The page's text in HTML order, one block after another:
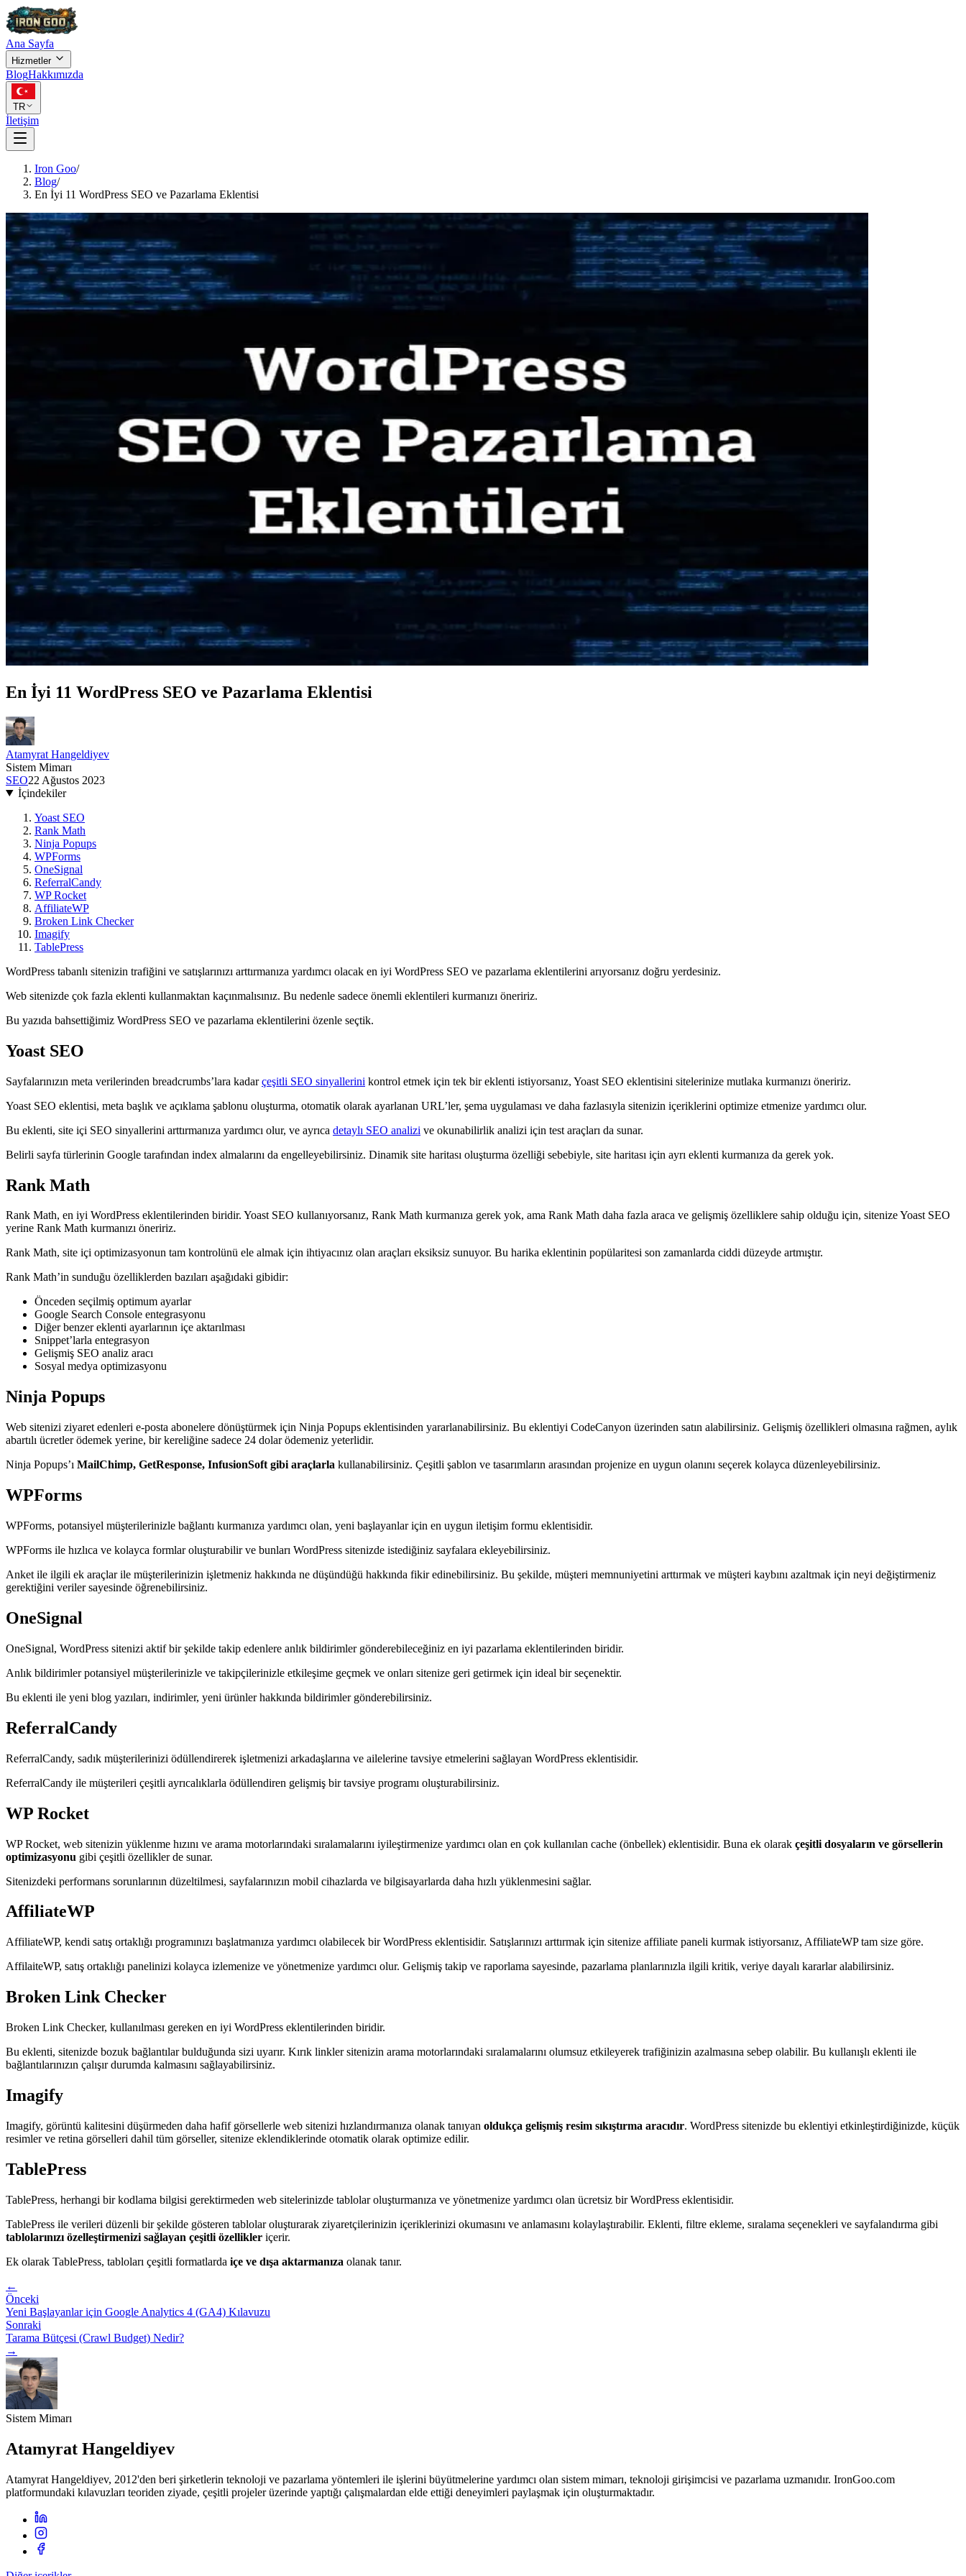
Ana Sayfa
Hizmetler
BlogHakkımızda
TR
İletişim
Iron Goo/
Blog/
En İyi 11 WordPress SEO ve Pazarlama Eklentisi
En İyi 11 WordPress SEO ve Pazarlama Eklentisi
Atamyrat Hangeldiyev
Sistem Mimarı
SEO22 Ağustos 2023
İçindekiler
Yoast SEO
Rank Math
Ninja Popups
WPForms
OneSignal
ReferralCandy
WP Rocket
AffiliateWP
Broken Link Checker
Imagify
TablePress
WordPress tabanlı sitenizin trafiğini ve satışlarınızı arttırmanıza yardımcı olacak en iyi WordPress SEO ve pazarlama eklentilerini arıyorsanız doğru yerdesiniz.
Web sitenizde çok fazla eklenti kullanmaktan kaçınmalısınız. Bu nedenle sadece önemli eklentileri kurmanızı öneririz.
Bu yazıda bahsettiğimiz WordPress SEO ve pazarlama eklentilerini özenle seçtik.
Yoast SEO
Sayfalarınızın meta verilerinden breadcrumbs’lara kadarçeşitli SEO sinyallerini kontrol etmek için tek bir eklenti istiyorsanız, Yoast SEO eklentisini sitelerinize mutlaka kurmanızı öneririz.
Yoast SEO eklentisi, meta başlık ve açıklama şablonu oluşturma, otomatik olarak ayarlanan URL’ler, şema uygulaması ve daha fazlasıyla sitenizin içeriklerini optimize etmenize yardımcı olur.
Bu eklenti, site içi SEO sinyallerini arttırmanıza yardımcı olur, ve ayrıca detaylı SEO analizi ve okunabilirlik analizi için test araçları da sunar.
Belirli sayfa türlerinin Google tarafından index almalarını da engelleyebilirsiniz. Dinamik site haritası oluşturma özelliği sebebiyle, site haritası için ayrı eklenti kurmanıza da gerek yok.
Rank Math
Rank Math, en iyi WordPress eklentilerinden biridir. Yoast SEO kullanıyorsanız, Rank Math kurmanıza gerek yok, ama Rank Math daha fazla araca ve gelişmiş özelliklere sahip olduğu için, sitenize Yoast SEO
yerine Rank Math kurmanızı öneririz.
Rank Math, site içi optimizasyonun tam kontrolünü ele almak için ihtiyacınız olan araçları eksiksiz sunuyor. Bu harika eklentinin popülaritesi son zamanlarda ciddi düzeyde artmıştır.
Rank Math’in sunduğu özelliklerden bazıları aşağıdaki gibidir:
Önceden seçilmiş optimum ayarlar
Google Search Console entegrasyonu
Diğer benzer eklenti ayarlarının içe aktarılması
Snippet’larla entegrasyon
Gelişmiş SEO analiz aracı
Sosyal medya optimizasyonu
Ninja Popups
Web sitenizi ziyaret edenleri e-posta abonelere dönüştürmek için Ninja Popups eklentisinden yararlanabilirsiniz. Bu eklentiyi CodeCanyon üzerinden satın alabilirsiniz. Gelişmiş özellikleri olmasına rağmen, aylık
abartılı ücretler ödemek yerine, bir kereliğine sadece 24 dolar ödemeniz yeterlidir.
Ninja Popups’ı MailChimp, GetResponse, InfusionSoft gibi araçlarla kullanabilirsiniz. Çeşitli şablon ve tasarımların arasından projenize en uygun olanını seçerek kolayca düzenleyebilirsiniz.
WPForms
WPForms, potansiyel müşterilerinizle bağlantı kurmanıza yardımcı olan, yeni başlayanlar için en uygun iletişim formu eklentisidir.
WPForms ile hızlıca ve kolayca formlar oluşturabilir ve bunları WordPress sitenizde istediğiniz sayfalara ekleyebilirsiniz.
Anket ile ilgili ek araçlar ile müşterilerinizin işletmeniz hakkında ne düşündüğü hakkında fikir edinebilirsiniz. Bu şekilde, müşteri memnuniyetini arttırmak ve müşteri kaybını azaltmak için neyi değiştirmeniz
gerektiğini veriler sayesinde öğrenebilirsiniz.
OneSignal
OneSignal, WordPress sitenizi aktif bir şekilde takip edenlere anlık bildirimler gönderebileceğiniz en iyi pazarlama eklentilerinden biridir.
Anlık bildirimler potansiyel müşterilerinizle ve takipçilerinizle etkileşime geçmek ve onları sitenize geri getirmek için ideal bir seçenektir.
Bu eklenti ile yeni blog yazıları, indirimler, yeni ürünler hakkında bildirimler gönderebilirsiniz.
ReferralCandy
ReferralCandy, sadık müşterilerinizi ödüllendirerek işletmenizi arkadaşlarına ve ailelerine tavsiye etmelerini sağlayan WordPress eklentisidir.
ReferralCandy ile müşterileri çeşitli ayrıcalıklarla ödüllendiren gelişmiş bir tavsiye programı oluşturabilirsiniz.
WP Rocket
WP Rocket, web sitenizin yüklenme hızını ve arama motorlarındaki sıralamalarını iyileştirmenize yardımcı olan en çok kullanılan cache (önbellek) eklentisidir. Buna ek olarak çeşitli dosyaların ve görsellerin
optimizasyonu gibi çeşitli özellikler de sunar.
Sitenizdeki performans sorunlarının düzeltilmesi, sayfalarınızın mobil cihazlarda ve bilgisayarlarda daha hızlı yüklenmesini sağlar.
AffiliateWP
AffiliateWP, kendi satış ortaklığı programınızı başlatmanıza yardımcı olabilecek bir WordPress eklentisidir. Satışlarınızı arttırmak için sitenize affiliate paneli kurmak istiyorsanız, AffiliateWP tam size göre.
AffilaiteWP, satış ortaklığı panelinizi kolayca izlemenize ve yönetmenize yardımcı olur. Gelişmiş takip ve raporlama sayesinde, pazarlama planlarınızla ilgili kritik, veriye dayalı kararlar alabilirsiniz.
Broken Link Checker
Broken Link Checker, kullanılması gereken en iyi WordPress eklentilerinden biridir.
Bu eklenti, sitenizde bozuk bağlantılar bulduğunda sizi uyarır. Kırık linkler sitenizin arama motorlarındaki sıralamalarını olumsuz etkileyerek trafiğinizin azalmasına sebep olabilir. Bu kullanışlı eklenti ile
bağlantılarınızın çalışır durumda kalmasını sağlayabilirsiniz.
Imagify
Imagify, görüntü kalitesini düşürmeden daha hafif görsellerle web sitenizi hızlandırmanıza olanak tanıyan oldukça gelişmiş resim sıkıştırma aracıdır. WordPress sitenizde bu eklentiyi etkinleştirdiğinizde, küçük
resimler ve retina görselleri dahil tüm görseller, sitenize eklendiklerinde otomatik olarak optimize edilir.
TablePress
TablePress, herhangi bir kodlama bilgisi gerektirmeden web sitelerinizde tablolar oluşturmanıza ve yönetmenize yardımcı olan ücretsiz bir WordPress eklentisidir.
TablePress ile verileri düzenli bir şekilde gösteren tablolar oluşturarak ziyaretçilerinizin içeriklerinizi okumasını ve anlamasını kolaylaştırabilir. Eklenti, filtre ekleme, sıralama seçenekleri ve sayfalandırma gibi
tablolarınızı özelleştirmenizi sağlayan çeşitli özellikler içerir.
Ek olarak TablePress, tabloları çeşitli formatlarda içe ve dışa aktarmanıza olanak tanır.
←
Önceki
Yeni Başlayanlar için Google Analytics 4 (GA4) Kılavuzu
Sonraki
Tarama Bütçesi (Crawl Budget) Nedir?
→
Sistem Mimarı
Atamyrat Hangeldiyev
Atamyrat Hangeldiyev, 2012'den beri şirketlerin teknoloji ve pazarlama yöntemleri ile işlerini büyütmelerine yardımcı olan sistem mimarı, teknoloji girişimcisi ve pazarlama uzmanıdır. IronGoo.com
platformundaki kılavuzları teoriden ziyade, çeşitli projeler üzerinde yaptığı çalışmalardan elde ettiği deneyimleri paylaşmak için oluşturmaktadır.